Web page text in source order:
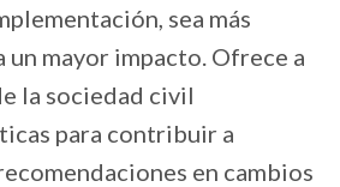
sea más
un mayor impacto. Ofrece a
la sociedad civil
para contribuir a
en cambios